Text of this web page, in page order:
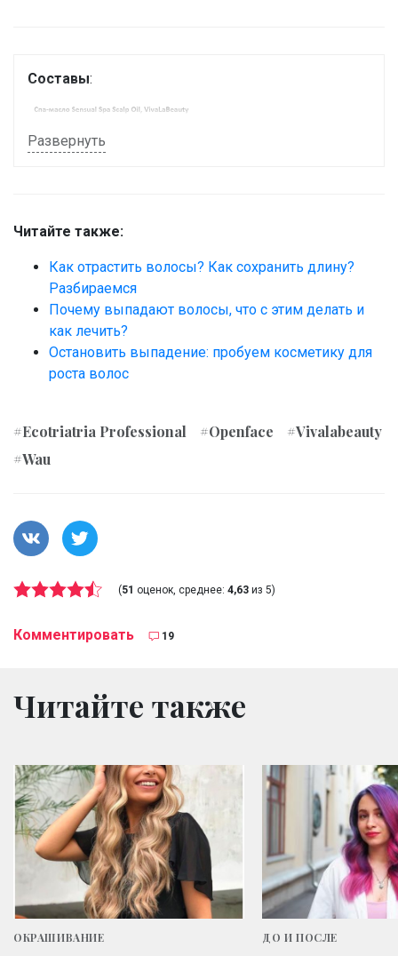
Составы:
Развернуть
Читайте также:
Как отрастить волосы? Как сохранить длину?
Разбираемся
Почему выпадают волосы, что с этим делать и
как лечить?
Остановить выпадение: пробуем косметику для
роста волос
#Ecotriatria Professional #Openface
#Vivalabeauty
#Wau
(51 оценок, среднее: 4,63 из 5)
Комментировать 19
Читайте также
ОКРАШИВАНИЕ ДО И ПОСЛЕ